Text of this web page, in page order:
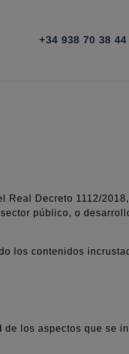
+34 938 70 38 44
Real Decreto 1112/
público, o
los contenidos
de los aspectos que se